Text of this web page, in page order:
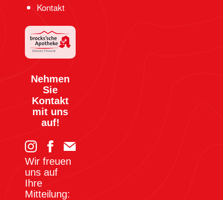
Kontakt
Nehmen
Sie
Kontakt
mit uns
auf!
Wir freuen
uns auf
Ihre
Mitteilung: